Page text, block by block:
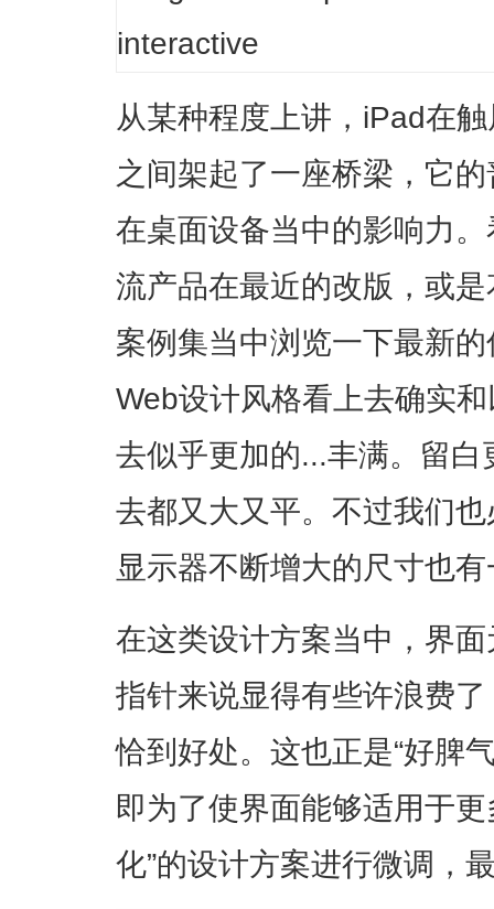
从某种程度上讲，iPad在
之间架起了一座桥梁，它
在桌面设备当中的影响力
流产品在最近的改版，或
案例集当中浏览一下最新
Web设计风格看上去确实
去似乎更加的...丰满。留
去都又大又平。不过我们
显示器不断增大的尺寸也
在这类设计方案当中，界
指针来说显得有些许浪费
恰到好处。这也正是“好脾
即为了使界面能够适用于
化”的设计方案进行微调，